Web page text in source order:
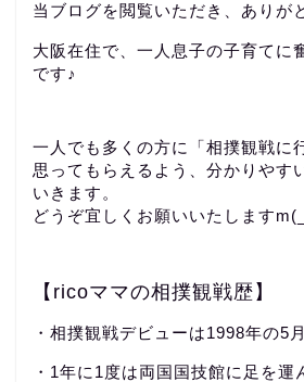
当ブログを閲覧いただき、ありが
大阪在住で、一人息子の子育てに
です♪
一人でも多くの方に「相撲観戦に
思ってもらえるよう、分かりやす
いきます。
どうぞ宜しくお願いいたします
【ricoママの相撲観戦歴】
・相撲観戦デビューは1998年の5
・1年に1度は両国国技館に足を